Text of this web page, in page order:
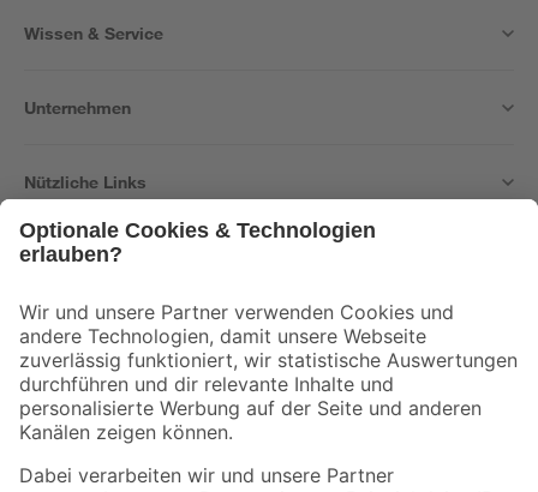
Wissen & Service
Unternehmen
Nützliche Links
Der toom Newsletter: Keine Angebote und Aktionen mehr verpassen!
Zur Newsletter Anmeldung
Folge uns